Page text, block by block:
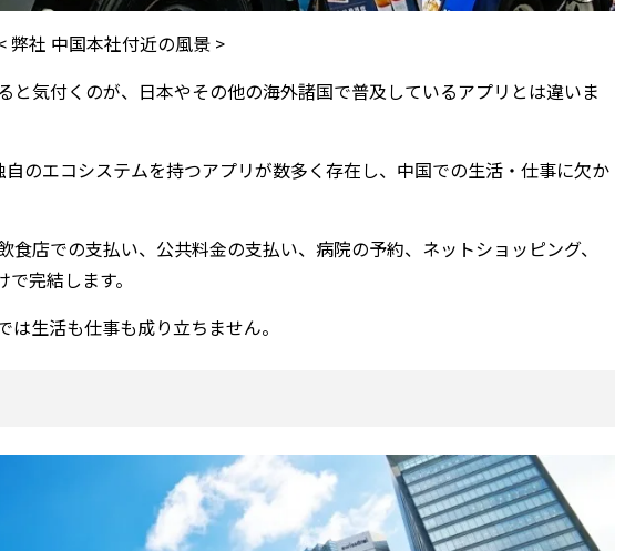
弊社 中国本社付近の風景 >
と気付くのが、日本やその他の海外諸国で普及しているアプリとは違いま
のエコシステムを持つアプリが数多く存在し、中国での生活・仕事に欠か
店での支払い、公共料金の支払い、病院の予約、ネットショッピング、
完結します。
生活も仕事も成り立ちません。